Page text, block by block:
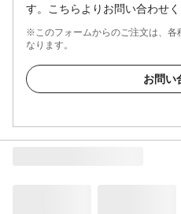
す。こちらよりお問い合わせく
※このフォームからのご注文は、各
なります。
お問い